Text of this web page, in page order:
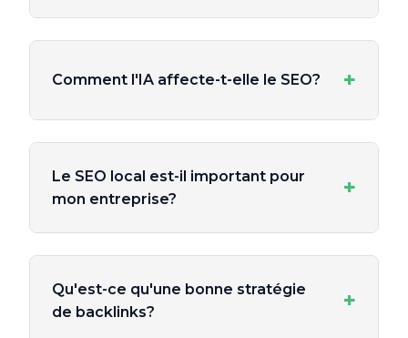
Comment l'IA affecte-t-elle le SEO? +
Le SEO local est-il important pour
mon entreprise?
+
Qu'est-ce qu'une bonne stratégie
de backlinks?
+